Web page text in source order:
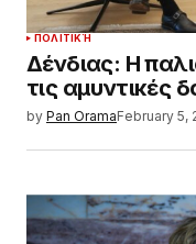
ΠΟΛΙΤΙΚΉ
Δένδιας: Η
τις αμυντικές
by Pan OramaFebruary 5,